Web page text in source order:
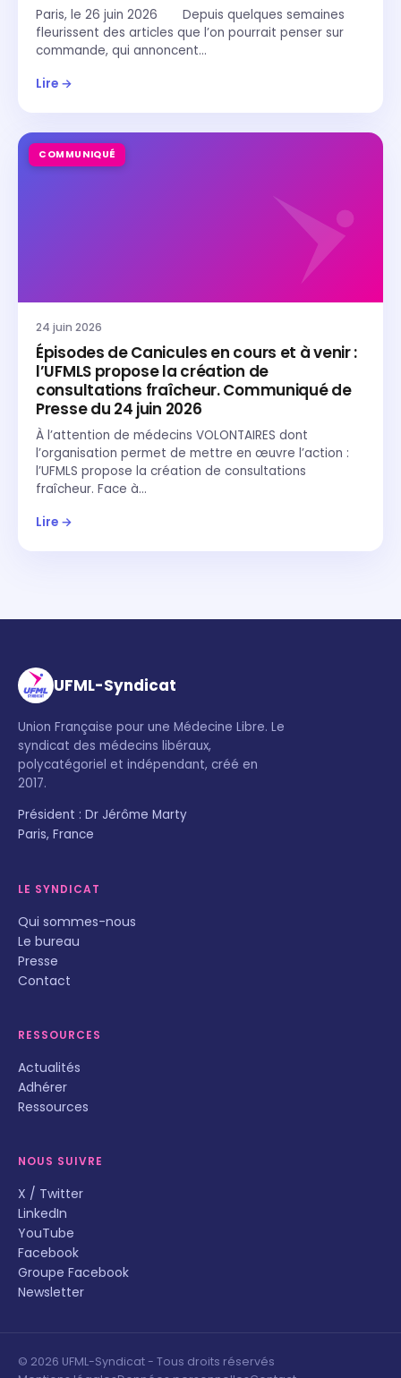
Paris, le 26 juin 2026 Depuis quelques semaines
fleurissent des articles que l’on pourrait penser sur
commande, qui annoncent…
Lire →
COMMUNIQUÉ
24 juin 2026
Épisodes de Canicules en cours et à venir :
l’UFMLS propose la création de
consultations fraîcheur. Communiqué de
Presse du 24 juin 2026
À l’attention de médecins VOLONTAIRES dont
l’organisation permet de mettre en œuvre l’action :
l’UFMLS propose la création de consultations
fraîcheur. Face à…
Lire →
UFML-Syndicat
Union Française pour une Médecine Libre. Le
syndicat des médecins libéraux,
polycatégoriel et indépendant, créé en
2017.
Président : Dr Jérôme Marty
Paris, France
LE SYNDICAT
Qui sommes-nous
Le bureau
Presse
Contact
RESSOURCES
Actualités
Adhérer
Ressources
NOUS SUIVRE
X / Twitter
LinkedIn
YouTube
Facebook
Groupe Facebook
Newsletter
© 2026 UFML-Syndicat - Tous droits réservés